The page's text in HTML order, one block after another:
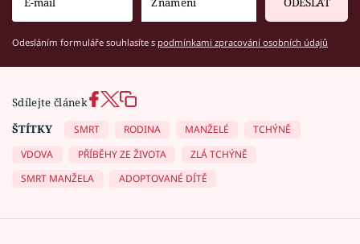
Odesláním formuláře souhlasíte s podmínkami zpracování osobních údajů
Sdílejte článek
ŠTÍTKY
SMRT RODINA MANŽELÉ
TCHÝNĚ
VDOVA
PŘÍBĚHY ZE ŽIVOTA
ZLÁ TCHÝNĚ
SMRT MANŽELA
ADOPTOVANÉ DÍTĚ